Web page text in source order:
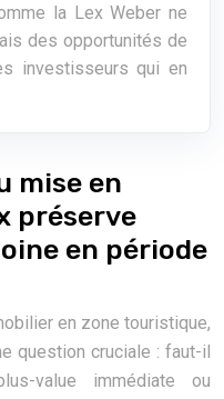
la Lex Weber ne
des opportunités de
investisseurs qui en
mise en
préserve
en période
en zone touristique,
question cruciale : faut-il
value immédiate ou